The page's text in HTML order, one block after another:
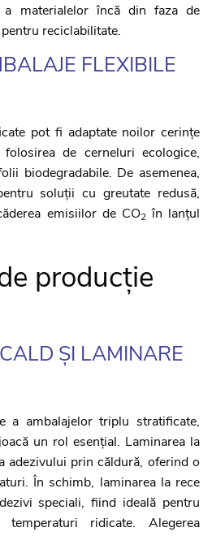
a materialelor încă din faza de
reciclabilitate.
FLEXIBILE
pot fi adaptate noilor cerințe
de cerneluri ecologice,
biodegradabile. De asemenea,
soluții cu greutate redusă,
emisiilor de CO2 în lanțul
producție
ȘI LAMINARE
a ambalajelor triplu stratificate,
un rol esențial. Laminarea la
adezivului prin căldură, oferind o
În schimb, laminarea la rece
speciali, fiind ideală pentru
ridicate. Alegerea